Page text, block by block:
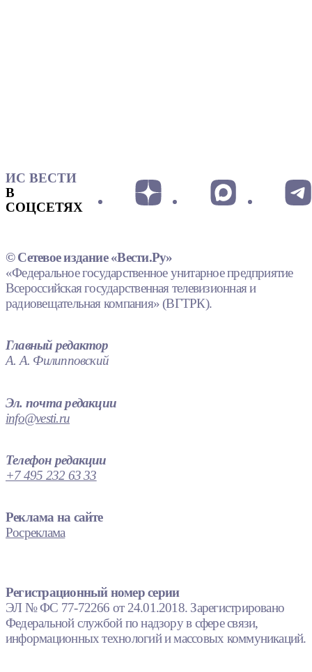
ИС ВЕСТИ
В
СОЦСЕТЯХ
© Сетевое издание «Вести.Ру»
«Федеральное государственное унитарное предприятие
Всероссийская государственная телевизионная и
радиовещательная компания» (ВГТРК).
Главный редактор
А. А. Филипповский
Эл. почта редакции
info@vesti.ru
Телефон редакции
+7 495 232 63 33
Реклама на сайте
Росреклама
Регистрационный номер серии
ЭЛ № ФС 77-72266 от 24.01.2018. Зарегистрировано
Федеральной службой по надзору в сфере связи,
информационных технологий и массовых коммуникаций.